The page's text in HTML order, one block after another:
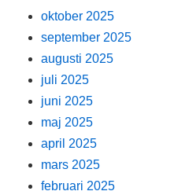
oktober 2025
september 2025
augusti 2025
juli 2025
juni 2025
maj 2025
april 2025
mars 2025
februari 2025